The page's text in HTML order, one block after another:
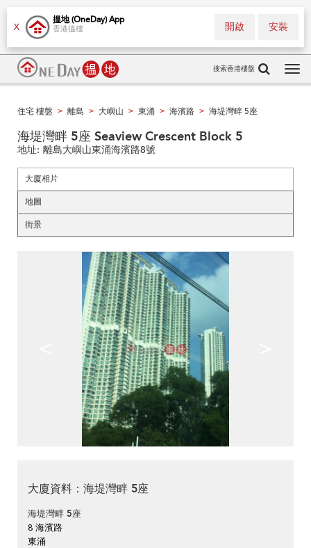
X
搵地 (OneDay) App
香港搵樓 安裝
開啟
搜索香港樓盤
住宅 樓盤 > 離島 > 大嶼山 > 東涌 > 海濱路 > 海堤灣畔 5座
海堤灣畔 5座 Seaview Crescent Block 5
地址: 離島大嶼山東涌海濱路8號
大廈相片
地圖
街景
大廈資料：海堤灣畔 5座
海堤灣畔 5座
8 海濱路
東涌